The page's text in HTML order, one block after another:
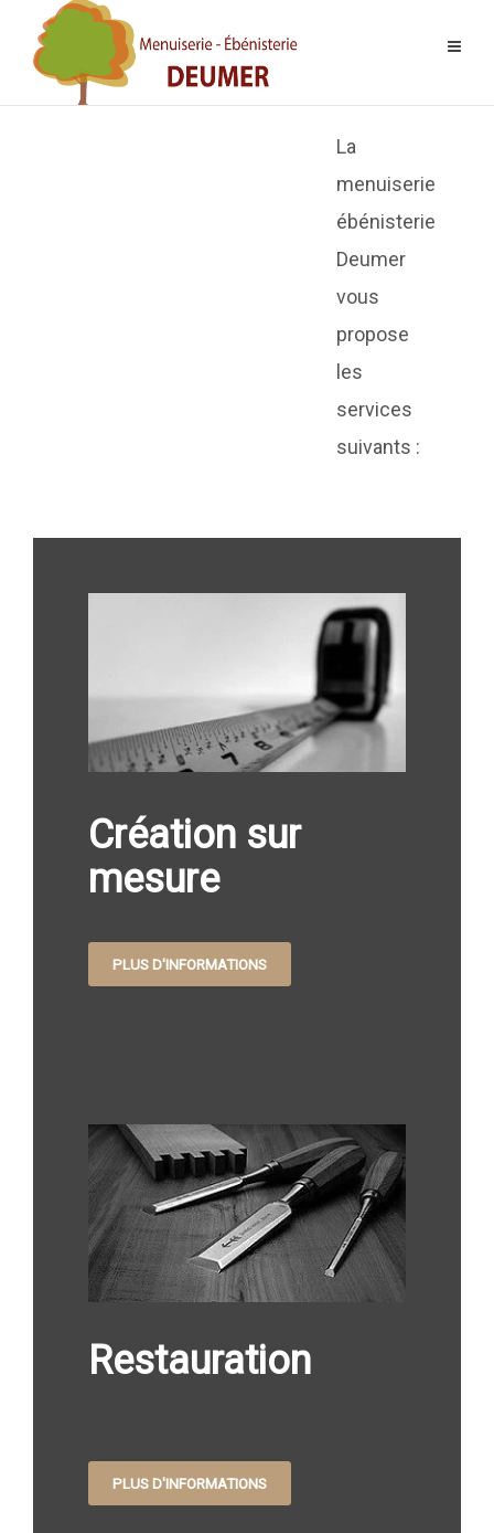
La
menuiserie
ébénisterie
Deumer
vous
propose
les
services
suivants :
Création sur
mesure
PLUS D'INFORMATIONS
Restauration
PLUS D'INFORMATIONS